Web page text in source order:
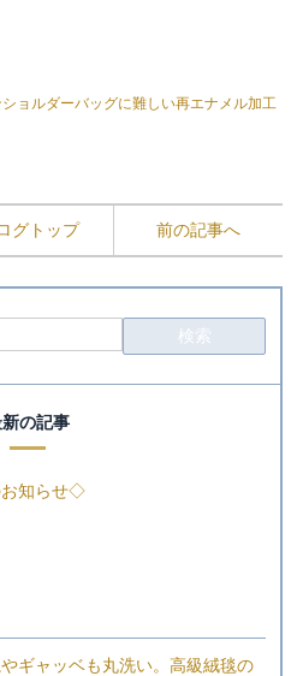
ョルダーバッグに難しい再エナメル加工
グトップ 前の記事へ
の記事
知らせ◇
ギャッベも丸洗い。高級絨毯の